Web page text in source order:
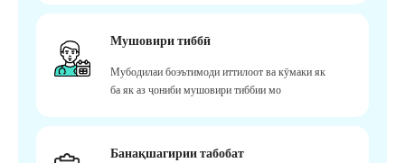
Мушовири тиббӣ
Мубодилаи боэътимоди иттилоот ва кӯмаки як
ба як аз ҷониби мушовири тиббии мо
Банақшагирии табобат